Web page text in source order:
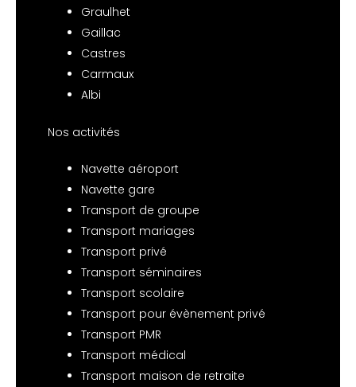
Graulhet
Gaillac
Castres
Carmaux
Albi
Nos activités
Navette aéroport
Navette gare
Transport de groupe
Transport mariages
Transport privé
Transport séminaires
Transport scolaire
Transport pour évènement privé
Transport PMR
Transport médical
Transport maison de retraite